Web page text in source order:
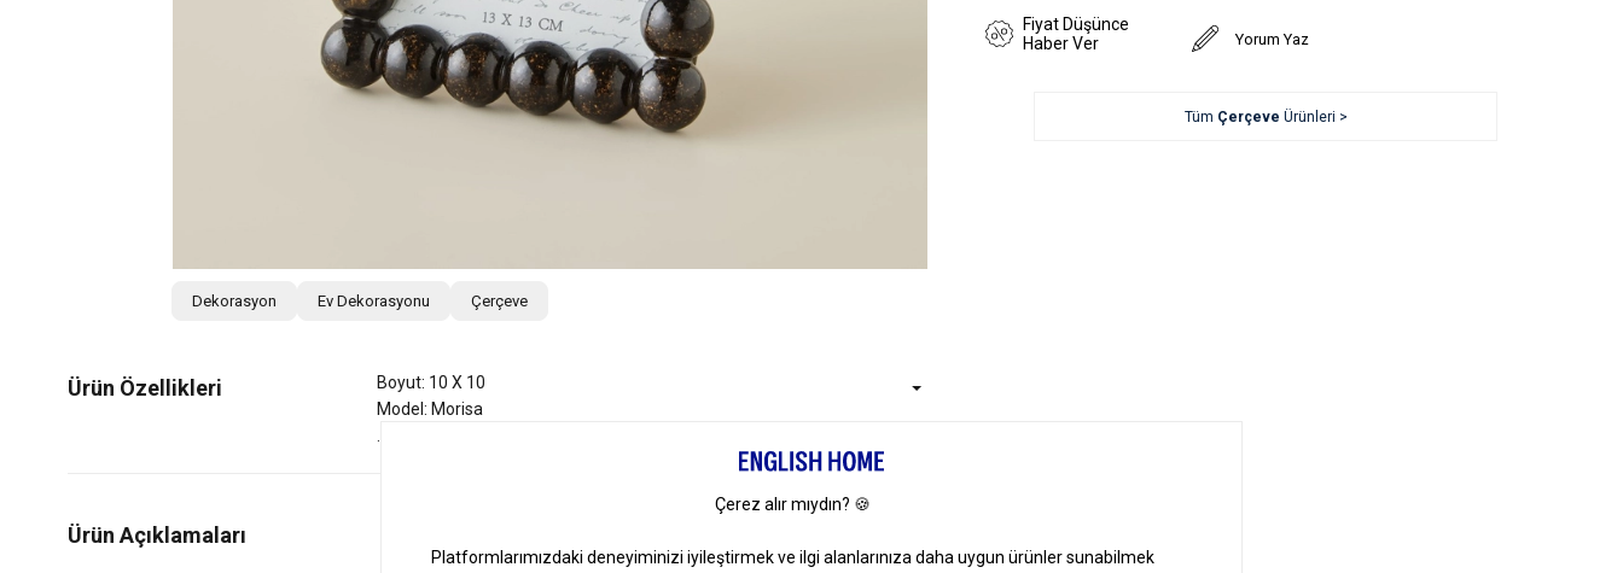
Dekorasyon Ev Dekorasyonu Çerçeve
Ürün Özellikleri
Boyut: 10 X 10
Model: Morisa
Ürün Açıklamaları
Fiyat Düşünce
Haber Ver
Yorum Yaz
Tüm Çerçeve Ürünleri >